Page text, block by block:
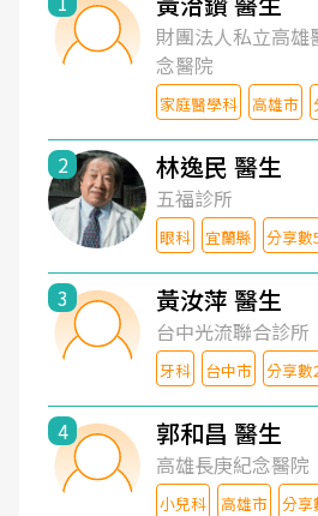
財團法人私立高
念醫院
家庭醫學科 高雄市
2 林逸民 醫生
五福診所
眼科 宜蘭縣 分享數
3 黃汝萍 醫生
台中光流聯合診所
牙科 台中市 分享數
4 郭和昌 醫生
高雄長庚紀念醫院
小兒科 高雄市 分享